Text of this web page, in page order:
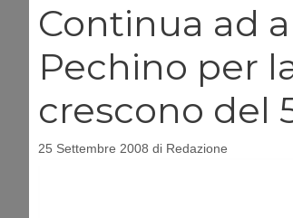
Continua ad
Pechino per
crescono del
25 Settembre 2008 di Redazione